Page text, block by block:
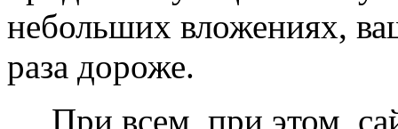
небольших вложениях,
раза дороже.
При всем, при этом,